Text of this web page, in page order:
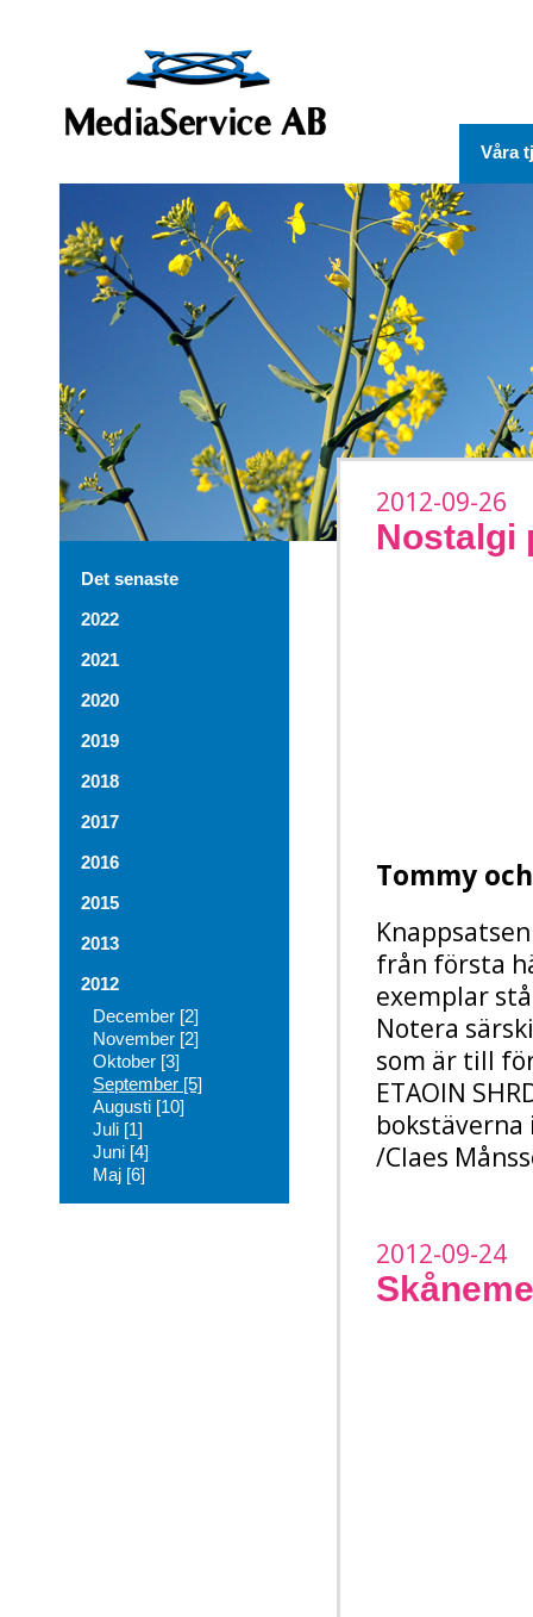
Våra
Det senaste
2022
2021
2020
2019
2018
2017
2016
2015
2013
2012
December [2]
November [2]
Oktober [3]
September [5]
Augusti [10]
Juli [1]
Juni [4]
Maj [6]
2012-09-26
Nostalgi
Tommy
från första
exemplar
Notera
som är till
ETAOIN
/Claes
2012-09-24